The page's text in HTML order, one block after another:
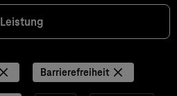
Leistung
Barrierefreiheit